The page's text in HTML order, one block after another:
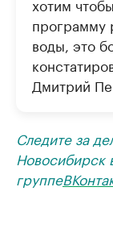
программу
воды, это
Дмитрий
Следите за
Новосибирск
группе